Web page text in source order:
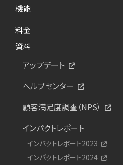
機能
料金
資料
アップデート
ヘルプセンター
顧客満足度調査（NPS）
インパクトレポート
インパクトレポート2023
インパクトレポート2024